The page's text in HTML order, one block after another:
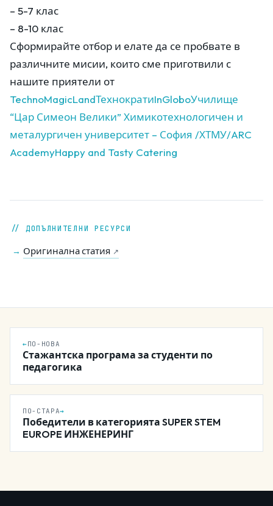
– 5-7 клас
– 8-10 клас
Сформирайте отбор и елате да се пробвате в
различните мисии, които сме приготвили с
нашите приятели от
TechnoMagicLandТехнократиInGloboУчилище
“Цар Симеон Велики” Химикотехнологичен и
металургичен университет – София /ХТМУ/ARC
AcademyHappy and Tasty Catering
// ДОПЪЛНИТЕЛНИ РЕСУРСИ
→ Оригинална статия ↗
←ПО-НОВА
Стажантска програма за студенти по
педагогика
ПО-СТАРА→
Победители в категорията SUPER STEM
EUROPE ИНЖЕНЕРИНГ